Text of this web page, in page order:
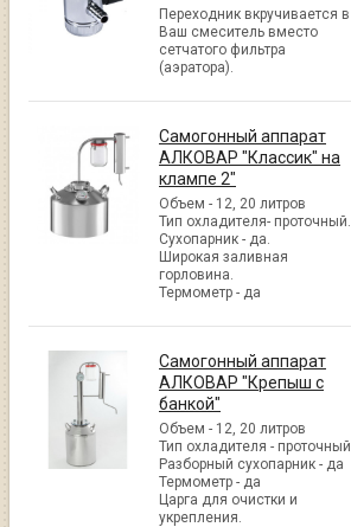
Переходник вкручивается в
Ваш смеситель вместо
сетчатого фильтра
(аэратора).
Самогонный аппарат
АЛКОВАР "Классик" на
клампе 2"
Объем - 12, 20 литров
Тип охладителя- проточный.
Сухопарник - да.
Широкая заливная
горловина.
Термометр - да
Самогонный аппарат
АЛКОВАР "Крепыш с
банкой"
Объем - 12, 20 литров
Тип охладителя - проточный
Разборный сухопарник - да
Термометр - да
Царга для очистки и
укрепления.